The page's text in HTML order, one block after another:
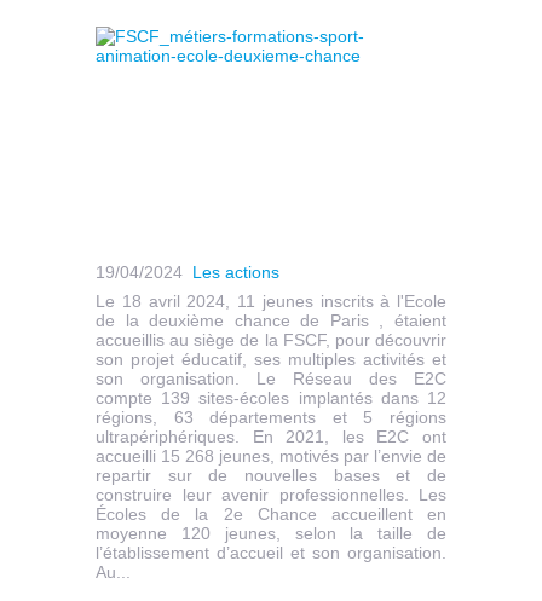
19/04/2024 Les actions
Le 18 avril 2024, 11 jeunes inscrits à l'Ecole
de la deuxième chance de Paris , étaient
accueillis au siège de la FSCF, pour découvrir
son projet éducatif, ses multiples activités et
son organisation. Le Réseau des E2C
compte 139 sites-écoles implantés dans 12
régions, 63 départements et 5 régions
ultrapériphériques. En 2021, les E2C ont
accueilli 15 268 jeunes, motivés par l’envie de
repartir sur de nouvelles bases et de
construire leur avenir professionnelles. Les
Écoles de la 2e Chance accueillent en
moyenne 120 jeunes, selon la taille de
l’établissement d’accueil et son organisation.
Au...